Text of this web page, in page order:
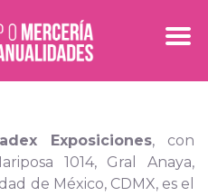
Exposiciones, con
1014,Gral Anaya,
de México, CDMX, es el